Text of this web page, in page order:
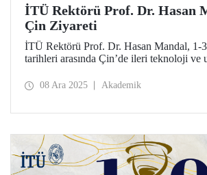
İTÜ Rektörü Prof. Dr. Hasan
Çin Ziyareti
İTÜ Rektörü Prof. Dr. Hasan Mandal, 1-
tarihleri arasında Çin’de ileri teknoloji ve
amaçlayan çeşitli temaslarda bulundu.
Profesörlük ünvanı verildi.
08 Ara 2025 Akademik